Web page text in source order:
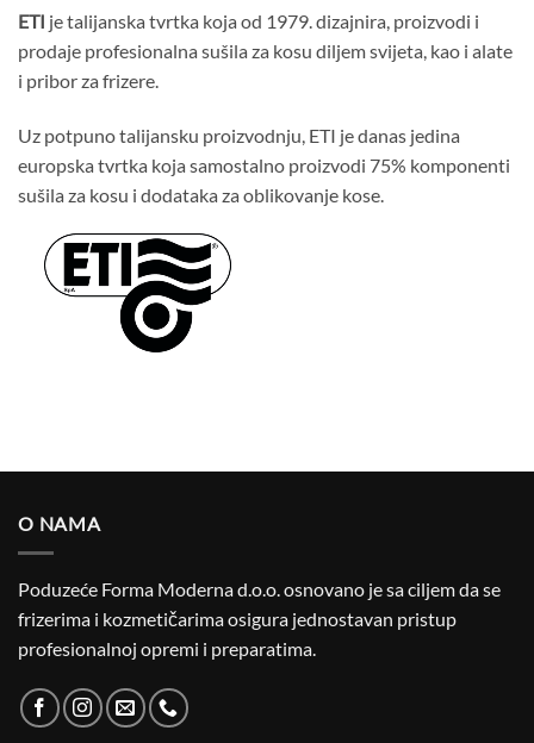
ETI je talijanska tvrtka koja od 1979. dizajnira, proizvodi i
prodaje profesionalna sušila za kosu diljem svijeta, kao i alate
i pribor za frizere.
Uz potpuno talijansku proizvodnju, ETI je danas jedina
europska tvrtka koja samostalno proizvodi 75% komponenti
sušila za kosu i dodataka za oblikovanje kose.
O NAMA
Poduzeće Forma Moderna d.o.o. osnovano je sa ciljem da se
frizerima i kozmetičarima osigura jednostavan pristup
profesionalnoj opremi i preparatima.